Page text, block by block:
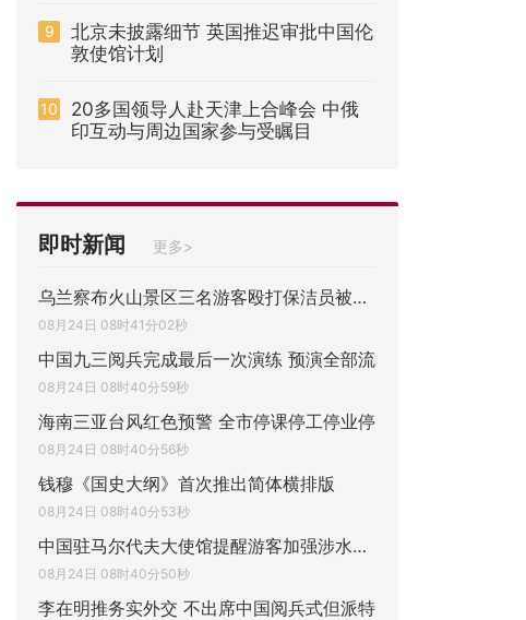
9
北京未披露细节 英国推迟审批中国伦
敦使馆计划
10
20多国领导人赴天津上合峰会 中俄
印互动与周边国家参与受瞩目
即时新闻 更多>
乌兰察布火山景区三名游客殴打保洁员被行拘
08月24日 08时41分02秒
中国九三阅兵完成最后一次演练 预演全部流
08月24日 08时40分59秒
海南三亚台风红色预警 全市停课停工停业停
08月24日 08时40分56秒
钱穆《国史大纲》首次推出简体横排版
08月24日 08时40分53秒
中国驻马尔代夫大使馆提醒游客加强涉水安全
08月24日 08时40分50秒
李在明推务实外交 不出席中国阅兵式但派特